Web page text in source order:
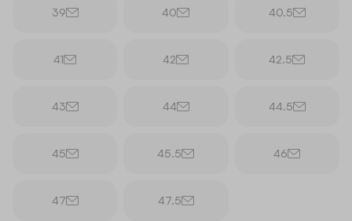
39 40 40.5
41 42 42.5
43 44 44.5
45 45.5 46
47 47.5